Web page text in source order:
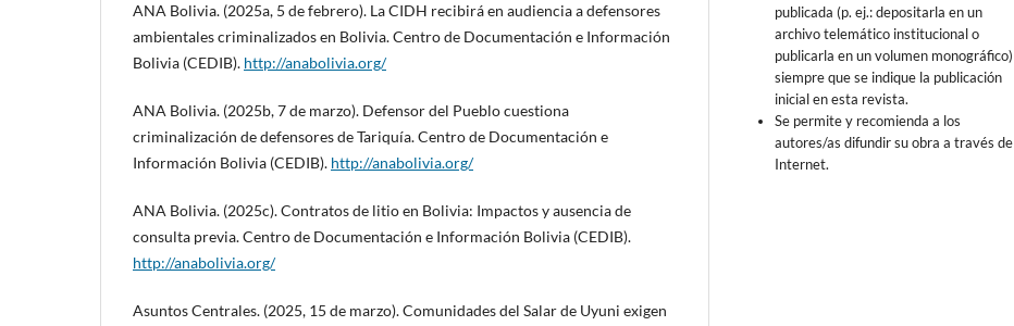
ANA Bolivia. (2025a, 5 de febrero). La CIDH recibirá en audiencia a defensores
ambientales criminalizados en Bolivia. Centro de Documentación e Información
Bolivia (CEDIB). http://anabolivia.org/
ANA Bolivia. (2025b, 7 de marzo). Defensor del Pueblo cuestiona
criminalización de defensores de Tariquía. Centro de Documentación e
Información Bolivia (CEDIB). http://anabolivia.org/
ANA Bolivia. (2025c). Contratos de litio en Bolivia: Impactos y ausencia de
consulta previa. Centro de Documentación e Información Bolivia (CEDIB).
http://anabolivia.org/
Asuntos Centrales. (2025, 15 de marzo). Comunidades del Salar de Uyuni exigen
publicada (p. ej.: depositarla en un
archivo telemático institucional o
publicarla en un volumen monográfico)
siempre que se indique la publicación
inicial en esta revista.
Se permite y recomienda a los
autores/as difundir su obra a través de
Internet.